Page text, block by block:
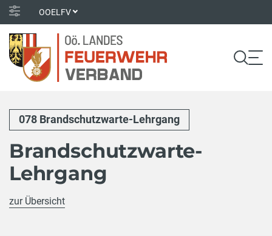
OOELFV
078 Brandschutzwarte-Lehrgang
Brandschutzwarte-
Lehrgang
zur Übersicht